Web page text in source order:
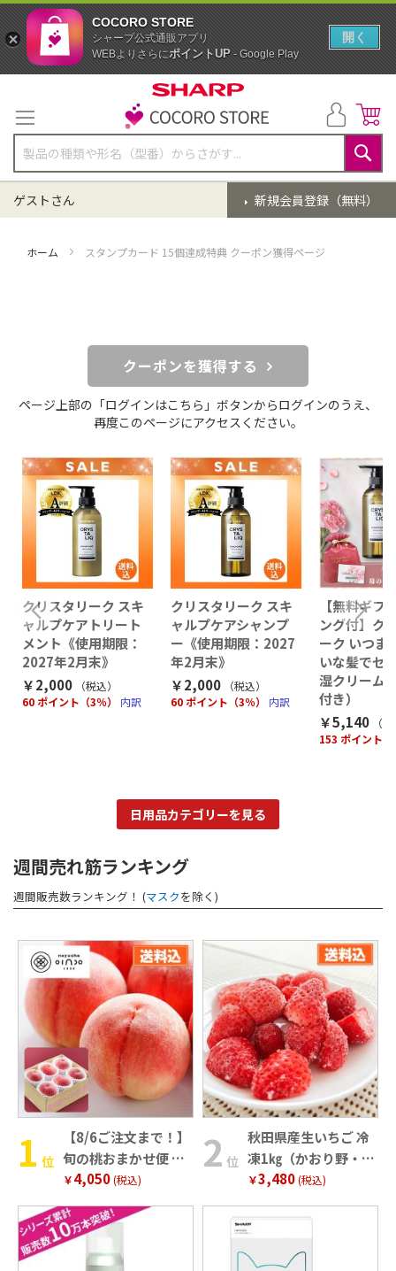
テ
ン
ツ
に
キ
検
索
新規会員登録（無料）
ゲストさん
ホーム スタンプカード 15個達成特典 クーポン獲得ページ
クーポンを獲得する
ページ上部の「ログインはこちら」ボタンからログインのうえ、
再度このページにアクセスください。
クリスタリーク スキ
ャルプケアトリート
メント《使用期限：
2027年2月末》
￥2,000
（税込）
60 ポイント（3％）
内訳
クリスタリーク スキ
ャルプケアシャンプ
ー《使用期限：2027
年2月末》
￥2,000
（税込）
60 ポイント（3％）
内訳
【無料ギフ
ング付】ク
ーク いつま
いな髪でセ
湿クリーム
付き）
￥5,140
（
153 ポイント
日用品カテゴリーを見る
週間売れ筋ランキング
週間販売数ランキング！ (マスクを除く)
位
【8/6ご注文まで！】
旬の桃おまかせ便 奈
良･和歌山県産
￥4,050(税込)
位
秋田県産生いちご 冷
凍1㎏（かおり野・ヘ
タなし）
￥3,480(税込)
COCORO STORE
シャープ公式通販アプリ
WEBよりさらにポイントUP- Google Play
開く